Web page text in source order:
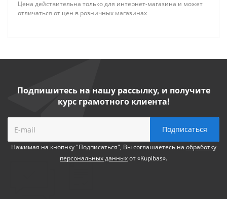
Цена действительна только для интернет-магазина и может
отличаться от цен в розничных магазинах
Подпишитесь на нашу рассылку, и получите
курс грамотного клиента!
Нажимая на кнопнку "Подписаться", Вы соглашаетесь на обработку
персональных данныхот «Kupibas».